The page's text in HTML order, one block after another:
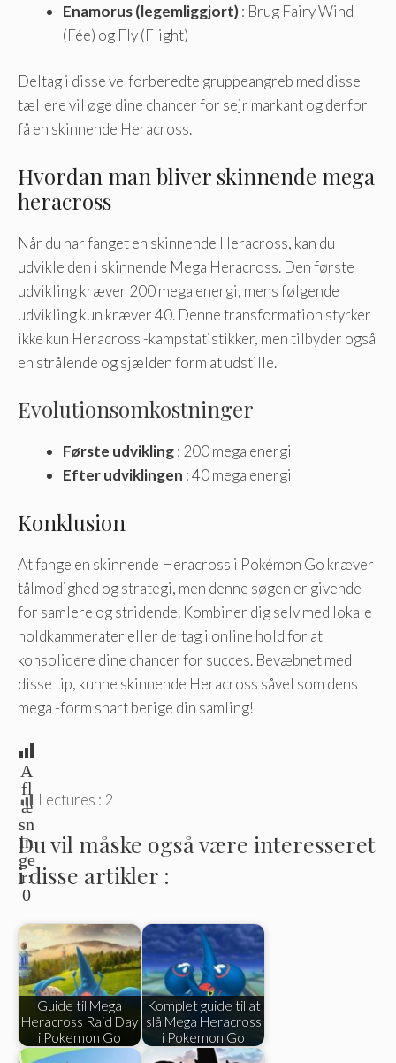
Enamorus (legemliggjort): Brug Fairy Wind
(Fée) og Fly (Flight)
Deltag i disse velforberedte gruppeangreb med disse
tællere vil øge dine chancer for sejr markant og derfor
få en skinnende Heracross.
Hvordan man bliver skinnende mega
heracross
Når du har fanget en skinnende Heracross, kan du
udvikle den i skinnende Mega Heracross. Den første
udvikling kræver 200 mega energi, mens følgende
udvikling kun kræver 40. Denne transformation styrker
ikke kun Heracross -kampstatistikker, men tilbyder også
en strålende og sjælden form at udstille.
Evolutionsomkostninger
Første udvikling: 200 mega energi
Efter udviklingen : 40 mega energi
Konklusion
At fange en skinnende Heracross i Pokémon Go kræver
tålmodighed og strategi, men denne søgen er givende
for samlere og stridende. Kombiner dig selv med lokale
holdkammerater eller deltag i online hold for at
konsolidere dine chancer for succes. Bevæbnet med
disse tip, kunne skinnende Heracross såvel som dens
mega -form snart berige din samling!
A
fl
æ
sn
in
ge
r:
0
Lectures : 2
Du vil måske også være interesseret
i disse artikler :
Guide til Mega
Heracross Raid Day
i Pokemon Go
Komplet guide til at
slå Mega Heracross
i Pokemon Go